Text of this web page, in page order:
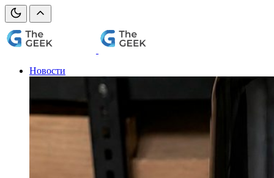
Новости